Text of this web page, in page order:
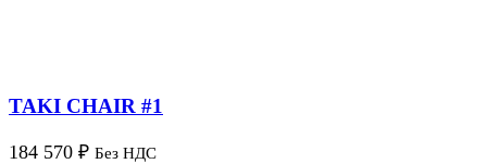
TAKI CHAIR #1
184 570 ₽ Без НДС